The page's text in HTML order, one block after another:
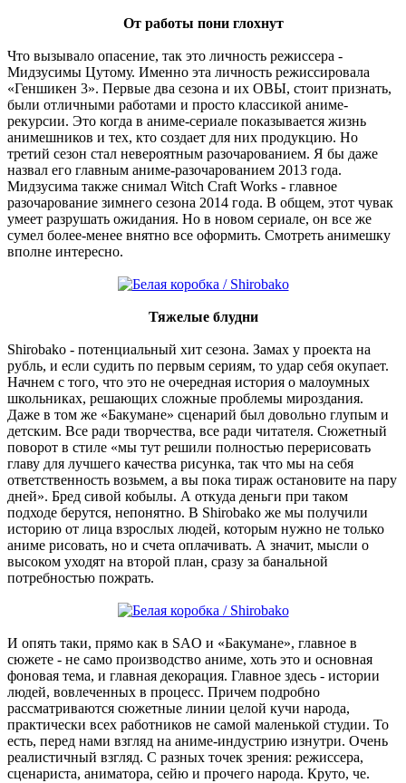
От работы пони глохнут
Что вызывало опасение, так это личность режиссера -
Мидзусимы Цутому. Именно эта личность режиссировала
«Геншикен 3». Первые два сезона и их ОВЫ, стоит признать,
были отличными работами и просто классикой аниме-
рекурсии. Это когда в аниме-сериале показывается жизнь
анимешников и тех, кто создает для них продукцию. Но
третий сезон стал невероятным разочарованием. Я бы даже
назвал его главным аниме-разочарованием 2013 года.
Мидзусима также снимал Witch Craft Works - главное
разочарование зимнего сезона 2014 года. В общем, этот чувак
умеет разрушать ожидания. Но в новом сериале, он все же
сумел более-менее внятно все оформить. Смотреть анимешку
вполне интересно.
Тяжелые блудни
Shirobako - потенциальный хит сезона. Замах у проекта на
рубль, и если судить по первым сериям, то удар себя окупает.
Начнем с того, что это не очередная история о малоумных
школьниках, решающих сложные проблемы мироздания.
Даже в том же «Бакумане» сценарий был довольно глупым и
детским. Все ради творчества, все ради читателя. Сюжетный
поворот в стиле «мы тут решили полностью перерисовать
главу для лучшего качества рисунка, так что мы на себя
ответственность возьмем, а вы пока тираж остановите на пару
дней». Бред сивой кобылы. А откуда деньги при таком
подходе берутся, непонятно. В Shirobako же мы получили
историю от лица взрослых людей, которым нужно не только
аниме рисовать, но и счета оплачивать. А значит, мысли о
высоком уходят на второй план, сразу за банальной
потребностью пожрать.
И опять таки, прямо как в SAO и «Бакумане», главное в
сюжете - не само производство аниме, хоть это и основная
фоновая тема, и главная декорация. Главное здесь - истории
людей, вовлеченных в процесс. Причем подробно
рассматриваются сюжетные линии целой кучи народа,
практически всех работников не самой маленькой студии. То
есть, перед нами взгляд на аниме-индустрию изнутри. Очень
реалистичный взгляд. С разных точек зрения: режиссера,
сценариста, аниматора, сейю и прочего народа. Круто, че.